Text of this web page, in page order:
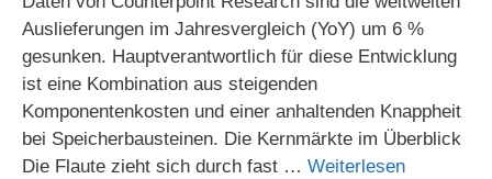
Auslieferungen im Jahresvergleich (YoY) um 6 %
gesunken. Hauptverantwortlich für diese Entwicklung
ist eine Kombination aus steigenden
Komponentenkosten und einer anhaltenden Knappheit
bei Speicherbausteinen. Die Kernmärkte im Überblick
Die Flaute zieht sich durch fast … Weiterlesen